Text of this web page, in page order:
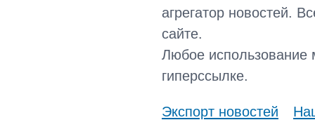
агрегатор новостей.
сайте.
Любое использование
гиперссылке.
Экспорт новостей